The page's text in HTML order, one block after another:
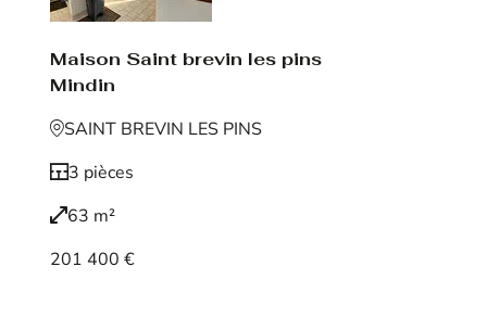
Maison Saint brevin les pins
Mindin
SAINT BREVIN LES PINS
3 pièces
63 m²
201 400 €